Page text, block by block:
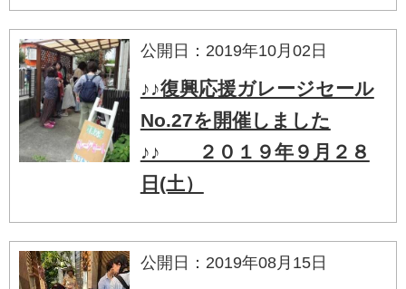
公開日：2019年10月02日
♪♪復興応援ガレージセール
No.27を開催しました
♪♪ ２０１９年９月２８
日(土）
公開日：2019年08月15日